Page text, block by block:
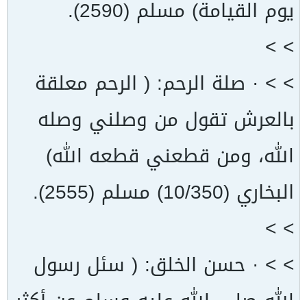
يوم القيامة) مسلم (2590).
> >
> > · صلة الرحم: ( الرحم معلقة
بالعرش تقول من وصلني وصله
الله، ومن قطعني قطعه الله)
البخاري (10/350) مسلم (2555).
> >
> > · حسن الخلق: ( سئل رسول